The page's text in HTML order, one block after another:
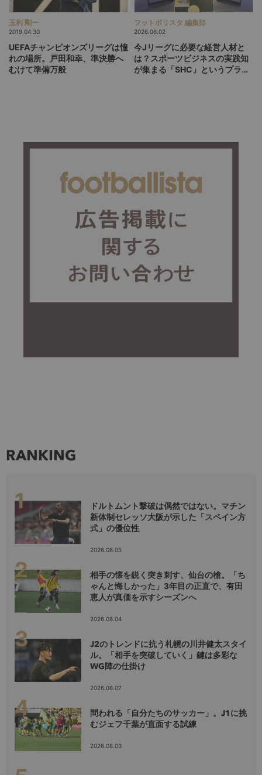
玉利 剛一
2019.04.30
UEFAチャンピオンズリーグは憧
れの場所。戸田和幸、準決勝へ
むけて準備万般
フットボリスタ 編集部
2026.06.02
今Jリーグに必要な経営人材と
は？スポーツビジネスの実践知
が集まる「SHC」というプラッ
RANKING
ドルトムント撃破は偶然ではない。マチン
新体制セレッソ大阪が示した「スペイン方
式」の優位性
2026.08.05
相手の懐を鋭く突き刺す、仙台の槍。「ち
ゃんと悔しかった」3年目の正直で、有田
恵人が真価を示すシーズンへ
2026.08.04
J2のトレンドに抗う札幌の川井健太スタイ
ル。「相手を突破していく」鍵は多彩な
WG陣の仕掛け
2026.08.07
問われる「自分たちのサッカー」。J1に挑
むジェフ千葉が直面する試練
2026.08.03